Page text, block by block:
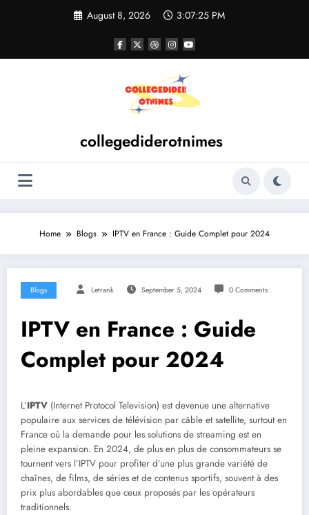
August 8, 2026 3:07:25 PM
collegediderotnimes
Home Blogs IPTV en France : Guide Complet pour 2024
Blogs Letrank September 5, 2024 0 Comments
IPTV en France : Guide
Complet pour 2024
L’IPTV (Internet Protocol Television) est devenue une alternative
populaire aux services de télévision par câble et satellite, surtout en
France où la demande pour les solutions de streaming est en
pleine expansion. En 2024, de plus en plus de consommateurs se
tournent vers l’IPTV pour profiter d’une plus grande variété de
chaînes, de films, de séries et de contenus sportifs, souvent à des
prix plus abordables que ceux proposés par les opérateurs
traditionnels.